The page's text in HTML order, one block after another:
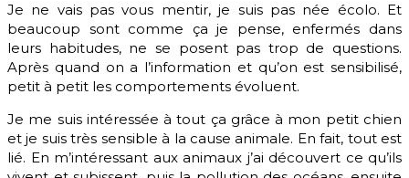
Je ne vais pas vous mentir, je suis pas née écolo. Et
beaucoup sont comme ça je pense, enfermés dans
leurs habitudes, ne se posent pas trop de questions.
Après quand on a l’information et qu’on est sensibilisé,
petit à petit les comportements évoluent.
Je me suis intéressée à tout ça grâce à mon petit chien
et je suis très sensible à la cause animale. En fait, tout est
lié. En m’intéressant aux animaux j’ai découvert ce qu’ils